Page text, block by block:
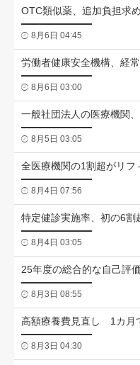
OTC類似薬、追加負担求
8月6日 04:45
労働者健康安全機構、経
8月6日 03:00
一般社団法人の医療機関
8月5日 03:05
全医療機関の1割超がリフ
8月4日 07:56
特定健診実施率、初の6
8月4日 03:05
25年度の総合的な自己評
8月3日 08:55
高額療養費見直し 1カ月
8月3日 04:30